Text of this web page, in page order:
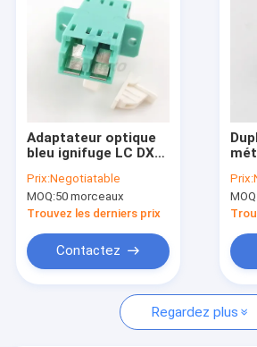
Produits
À propos de nous
Visite de l'usine
Contrôle qualité
Nouvelles
Les affaires
Connecteur rapide optique de fibre
Adaptateur optique
bleu ignifuge LC DX
duplex avec le volet
Prix:Negotiatable
MOQ:50 morceaux
Trouvez les derniers prix
Contactez
Prix:
Regardez plus